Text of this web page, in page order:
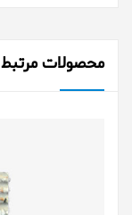
محصولات مرتبط